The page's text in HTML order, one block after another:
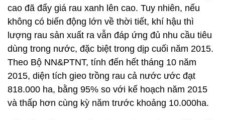
cao đã đẩy giá rau xanh lên cao. Tuy nhiên, nếu
không có biến động lớn về thời tiết, khí hậu thì
lượng rau sản xuất ra vẫn đáp ứng đủ nhu cầu tiêu
dùng trong nước, đặc biệt trong dịp cuối năm 2015.
Theo Bộ NN&PTNT, tính đến hết tháng 10 năm
2015, diện tích gieo trồng rau cả nước ước đạt
818.000 ha, bằng 95% so với kế hoạch năm 2015
và thấp hơn cùng kỳ năm trước khoảng 10.000ha.